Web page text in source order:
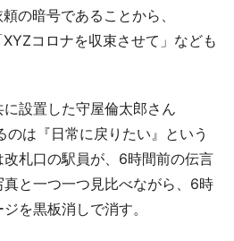
の暗号であることから、
XYZコロナを収束させて」なども
設置した守屋倫太郎さん
のは『日常に戻りたい』という
札口の駅員が、6時間前の伝言
と一つ一つ見比べながら、6時
を黒板消しで消す。